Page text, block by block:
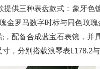
提供三种表盘款式：象牙色
金罗马数字时标与同色玫
，配备合成蓝宝石表镜，并
，分别搭载浪琴表L178.2与